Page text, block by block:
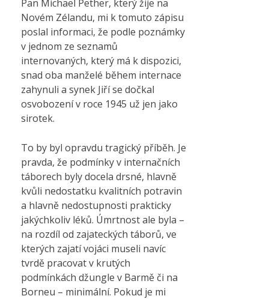
Pan Michael Pether, který žije na
Novém Zélandu, mi k tomuto zápisu
poslal informaci, že podle poznámky
v jednom ze seznamů
internovaných, který má k dispozici,
snad oba manželé během internace
zahynuli a synek Jiří se dočkal
osvobození v roce 1945 už jen jako
sirotek.
To by byl opravdu tragický příběh. Je
pravda, že podmínky v internačních
táborech byly docela drsné, hlavně
kvůli nedostatku kvalitních potravin
a hlavně nedostupnosti prakticky
jakýchkoliv léků. Úmrtnost ale byla –
na rozdíl od zajateckých táborů, ve
kterých zajatí vojáci museli navíc
tvrdě pracovat v krutých
podmínkách džungle v Barmě či na
Borneu – minimální. Pokud je mi